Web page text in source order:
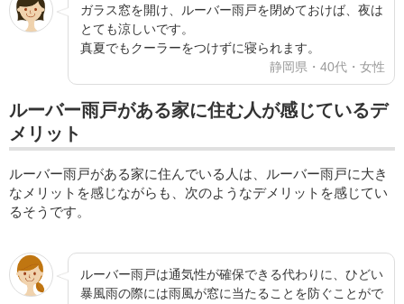
ガラス窓を開け、ルーバー雨戸を閉めておけば、夜は
とても涼しいです。
真夏でもクーラーをつけずに寝られます。
静岡県・40代・女性
ルーバー雨戸がある家に住む人が感じているデ
メリット
ルーバー雨戸がある家に住んでいる人は、ルーバー雨戸に大き
なメリットを感じながらも、次のようなデメリットを感じてい
るそうです。
ルーバー雨戸は通気性が確保できる代わりに、ひどい
暴風雨の際には雨風が窓に当たることを防ぐことがで